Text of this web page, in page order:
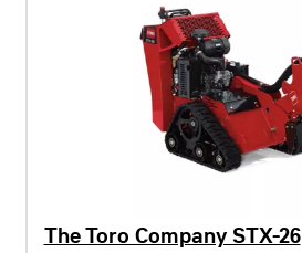
The Toro Company STX-26